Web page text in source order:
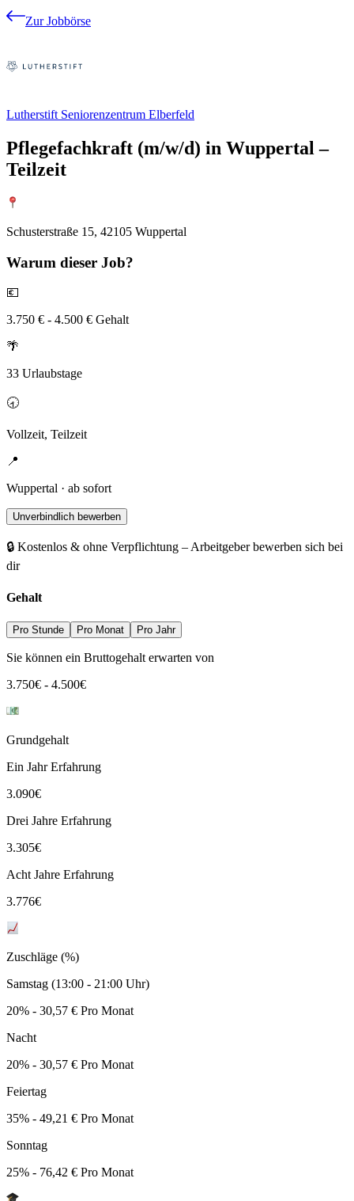
Zur Jobbörse
Lutherstift Seniorenzentrum Elberfeld
Pflegefachkraft (m/w/d) in Wuppertal –
Teilzeit
Schusterstraße 15, 42105 Wuppertal
Warum dieser Job?
💶
3.750 € - 4.500 € Gehalt
🌴
33 Urlaubstage
🕣
Vollzeit, Teilzeit
📍
Wuppertal · ab sofort
Unverbindlich bewerben
🔒 Kostenlos & ohne Verpflichtung – Arbeitgeber bewerben sich bei
dir
Gehalt
Pro Stunde Pro Monat Pro Jahr
Sie können ein Bruttogehalt erwarten von
3.750€ - 4.500€
Grundgehalt
Ein Jahr Erfahrung
3.090€
Drei Jahre Erfahrung
3.305€
Acht Jahre Erfahrung
3.776€
Zuschläge (%)
Samstag (13:00 - 21:00 Uhr)
20% - 30,57 € Pro Monat
Nacht
20% - 30,57 € Pro Monat
Feiertag
35% - 49,21 € Pro Monat
Sonntag
25% - 76,42 € Pro Monat